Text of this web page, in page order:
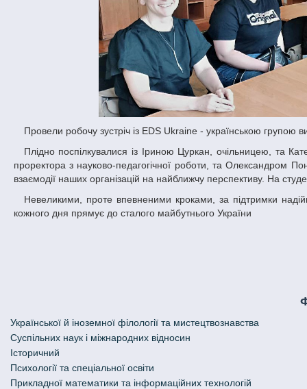
Провели робочу зустріч із EDS Ukraine - українською групою
Плідно поспілкувалися із Іриною Цуркан, очільницею, та Катериною Гамара, менеджеркою HR-департаменту. Разом з Наталією Гук, в.о.
проректора з науково-педагогічної роботи, та Олександром
взаємодії наших організацій на найближчу перспективу. На
Невеликими, проте впевненими кроками, за підтримки надійних партнерів, Дніпровський національний університет імені Олеся Гончара
кожного дня прямує до сталого майбутнього України
Української й іноземної філології та мистецтвознавства
Cуспільних наук і міжнародних відносин
Історичний
Психології та спеціальної освіти
Прикладної математики та інформаційних технологій